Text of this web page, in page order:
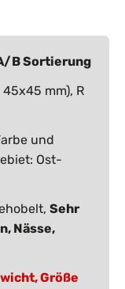
B Sortierung
mm), R
und
Ost-
Sehr
Nässe,
Größe